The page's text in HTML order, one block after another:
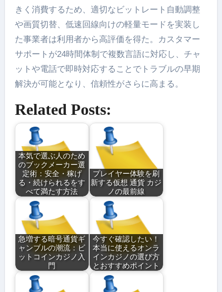
きく消費するため、適切なビットレート自動調整
や画質切替、低速回線向けの軽量モードを実装し
た事業者は利用者から高評価を得た。カスタマー
サポートが24時間体制で複数言語に対応し、チャ
ットや電話で即時対応することでトラブルの早期
解決が可能となり、信頼性がさらに高まる。
Related Posts:
本気で選ぶ人のため
のブックメーカー選
定術：安全・稼げ
る・続けられるをす
べて満たす方法
プレイヤー体験を刷
新する仮想 通貨 カジ
ノの最前線
急増する暗号通貨ギ
ャンブルの潮流：ビ
ットコインカジノ入
門
今すぐ確認したい！
本当に使えるオンラ
インカジノの選び方
とおすすめポイント